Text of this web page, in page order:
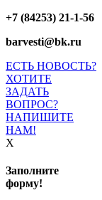
+7 (84253) 21-1-56
barvesti@bk.ru
ЕСТЬ НОВОСТЬ?
ХОТИТЕ
ЗАДАТЬ
ВОПРОС?
НАПИШИТЕ
НАМ!
X
Заполните
форму!